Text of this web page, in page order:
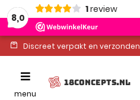
8,0
1review
Discreet verpakt en verzonden
Altijd gratis levering
Toggle
navigation
menu
18CONCEPTS.NL